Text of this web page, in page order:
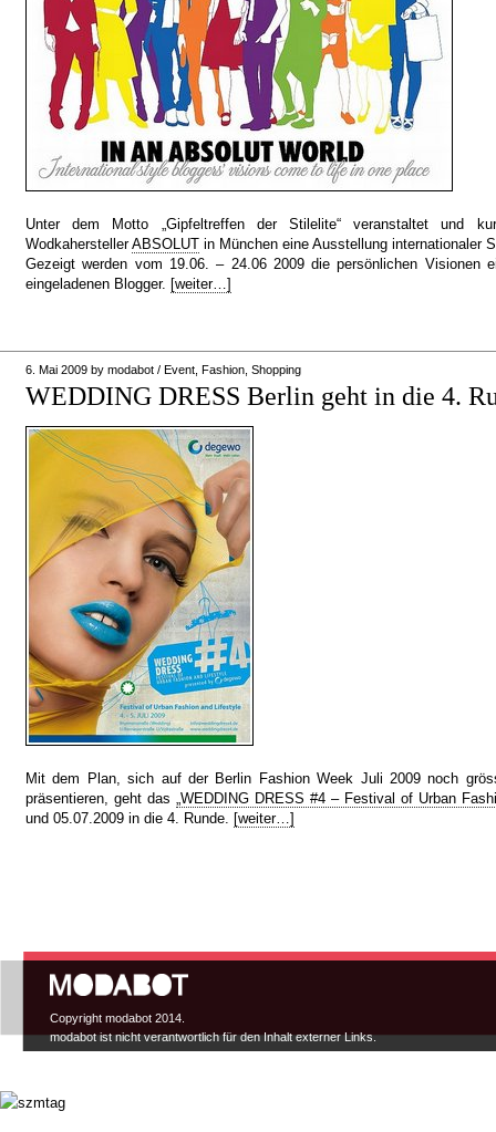
Unter dem Motto „Gipfeltreffen der Stilelite“ veranstaltet und
WodkaherstellerABSOLUT in München eine Ausstellung internationaler
Gezeigt werden vom 19.06. – 24.06 2009 die persönlichen Visionen
eingeladenen Blogger. [weiter…]
6. Mai 2009 by modabot / Event Fashion Shopping
WEDDING DRESS Berlin geht in die 4.
Mit dem Plan, sich auf der Berlin Fashion Week Juli 2009 noch
präsentieren, geht das „WEDDING DRESS #4 – Festival of Urban
und 05.07.2009 in die 4. Runde. [weiter…]
Hauptmenü
Copyright modabot 2014.
modabot ist nicht verantwortlich für den Inhalt externer Links.